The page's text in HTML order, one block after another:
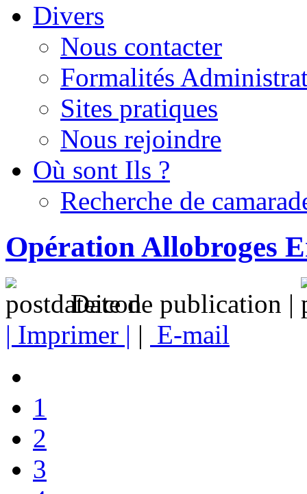
Divers
Nous contacter
Formalités
Sites pratiques
Nous rejoindre
Où sont Ils ?
Recherche de
Opération Allobroges
Date de publication |
| Imprimer | | E-mail
1
2
3